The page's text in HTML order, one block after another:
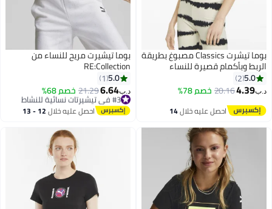
بوما تيشرت Classics مصبوغ بطريقة
وبأكمام قصيرة للنساء
5.0
2
4.39
20.16خصم 78%
احصل عليه خلال14
اغسطس
بوما تيشيرت مريح للنساء من
RE:Collection
5.0
1
6.64
21.29خصم 68% #3 في تيشيرتات نسائية للنشاط
بتخلّص بسرعة
#3 في تيشيرتات نسائية للنشاط احصل عليه خلال 12 - 13